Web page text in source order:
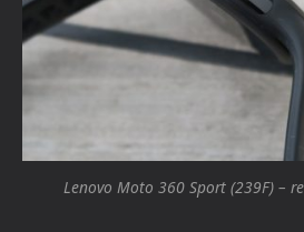
Lenovo Moto 360 Sport (239F) –